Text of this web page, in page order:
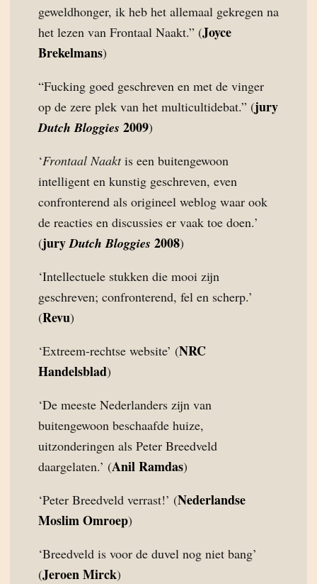
geweldhonger, ik heb het allemaal gekregen na
het lezen van Frontaal Naakt.” (Joyce
Brekelmans)
“Fucking goed geschreven en met de vinger
op de zere plek van het multicultidebat.” (jury
Dutch Bloggies 2009)
‘Frontaal Naaktis een buitengewoon
intelligent en kunstig geschreven, even
confronterend als origineel weblog waar ook
de reacties en discussies er vaak toe doen.’
(juryDutch Bloggies 2008)
‘Intellectuele stukken die mooi zijn
geschreven; confronterend, fel en scherp.’
(Revu)
‘Extreem-rechtse website’ (NRC
Handelsblad)
‘De meeste Nederlanders zijn van
buitengewoon beschaafde huize,
uitzonderingen als Peter Breedveld
daargelaten.’ (Anil Ramdas)
‘Peter Breedveld verrast!’ (Nederlandse
Moslim Omroep)
‘Breedveld is voor de duvel nog niet bang’
(Jeroen Mirck)